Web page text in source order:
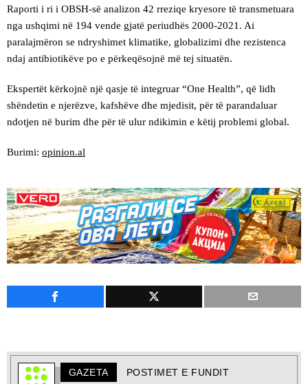
Raporti i ri i OBSH-së analizon 42 rreziqe kryesore të transmetuara
nga ushqimi në 194 vende gjatë periudhës 2000-2021. Ai
paralajmëron se ndryshimet klimatike, globalizimi dhe rezistenca
ndaj antibiotikëve po e përkeqësojnë më tej situatën.
Ekspertët kërkojnë një qasje të integruar “One Health”, që lidh
shëndetin e njerëzve, kafshëve dhe mjedisit, për të parandaluar
ndotjen në burim dhe për të ulur ndikimin e këtij problemi global.
Burimi: opinion.al
GAZETA POSTIMET E FUNDIT